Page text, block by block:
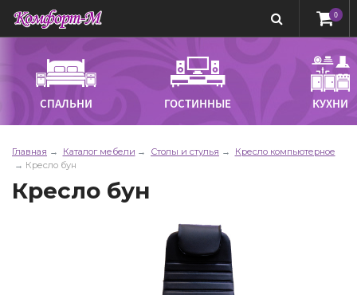
0
СПАЛЬНИ ГОСТИННЫЕ КУХНИ
Главная Каталог мебели Столы и стулья
Кресло компьютерное
Кресло бун
Кресло бун